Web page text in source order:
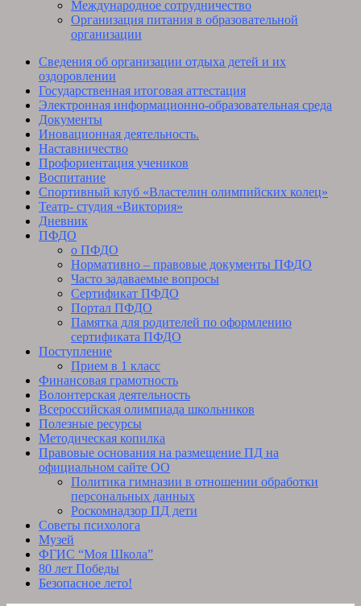
Международное сотрудничество
Организация питания в образовательной
организации
Сведения об организации отдыха детей и их
оздоровлении
Государственная итоговая аттестация
Электронная информационно-образовательная среда
Документы
Иновационная деятельность.
Наставничество
Профориентация учеников
Воспитание
Спортивный клуб «Властелин олимпийских колец»
Театр- студия «Виктория»
Дневник
ПФДО
о ПФДО
Нормативно – правовые документы ПФДО
Часто задаваемые вопросы
Сертификат ПФДО
Портал ПФДО
Памятка для родителей по оформлению
сертификата ПФДО
Поступление
Прием в 1 класс
Финансовая грамотность
Волонтерская деятельность
Всероссийская олимпиада школьников
Полезные ресурсы
Методическая копилка
Правовые основания на размещение ПД на
официальном сайте ОО
Политика гимназии в отношении обработки
персональных данных
Роскомнадзор ПД дети
Советы психолога
Музей
ФГИС “Моя Школа”
80 лет Победы
Безопасное лето!